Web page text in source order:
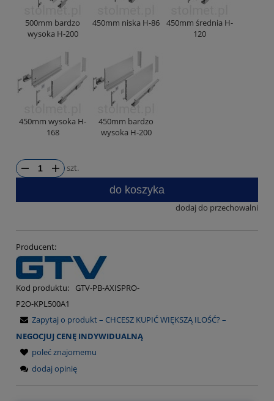
500mm bardzo
wysoka H-200
450mm niska H-86
450mm średnia H-
120
450mm wysoka H-
168
450mm bardzo
wysoka H-200
szt.
do koszyka
dodaj do przechowalni
Producent:
Kod produktu:
GTV-PB-AXISPRO-
P2O-KPL500A1
Zapytaj o produkt – CHCESZ KUPIĆ WIĘKSZĄ ILOŚĆ? –
NEGOCJUJ CENĘ INDYWIDUALNĄ
poleć znajomemu
dodaj opinię